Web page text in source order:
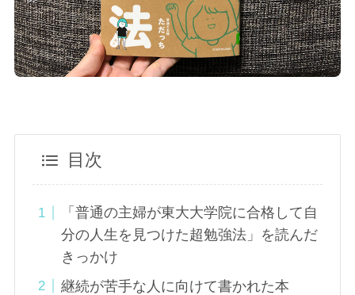
目次
「普通の主婦が東大大学院に合格して自
分の人生を見つけた超勉強法」を読んだ
きっかけ
継続が苦手な人に向けて書かれた本